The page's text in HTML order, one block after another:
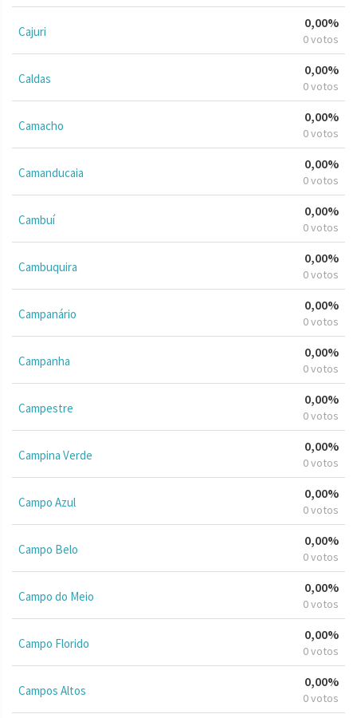
Cajuri
0,00%
0 votos
Caldas
0,00%
0 votos
Camacho
0,00%
0 votos
Camanducaia
0,00%
0 votos
Cambuí
0,00%
0 votos
Cambuquira
0,00%
0 votos
Campanário
0,00%
0 votos
Campanha
0,00%
0 votos
Campestre
0,00%
0 votos
Campina Verde
0,00%
0 votos
Campo Azul
0,00%
0 votos
Campo Belo
0,00%
0 votos
Campo do Meio
0,00%
0 votos
Campo Florido
0,00%
0 votos
Campos Altos
0,00%
0 votos